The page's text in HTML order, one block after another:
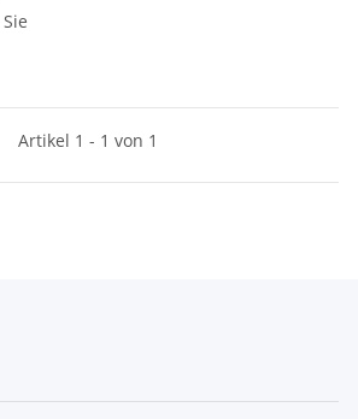
Sie
Artikel 1 - 1 von 1